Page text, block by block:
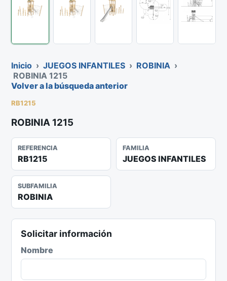
Inicio › JUEGOS INFANTILES › ROBINIA ›
ROBINIA 1215
Volver a la búsqueda anterior
RB1215
ROBINIA 1215
REFERENCIA
RB1215
FAMILIA
JUEGOS INFANTILES
SUBFAMILIA
ROBINIA
Solicitar información
Nombre